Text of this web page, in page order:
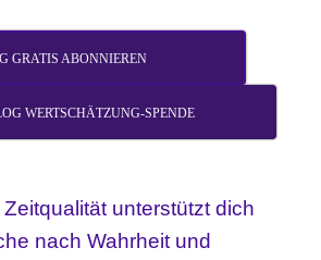
GRATIS ABONNIEREN
WERTSCHÄTZUNG-SPENDE
unterstützt dich
nach Wahrheit und